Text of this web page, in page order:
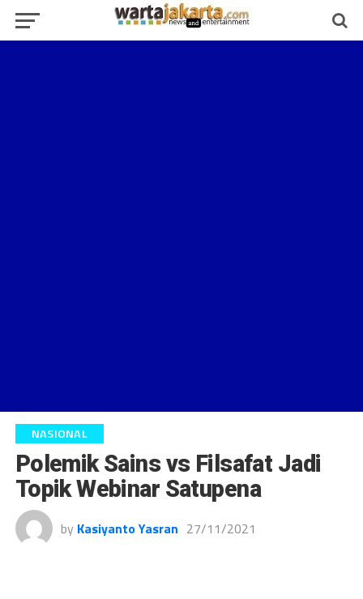
NASIONAL
Polemik Sains vs Filsafat Jadi
Topik Webinar Satupena
by Kasiyanto Yasran 27/11/2021